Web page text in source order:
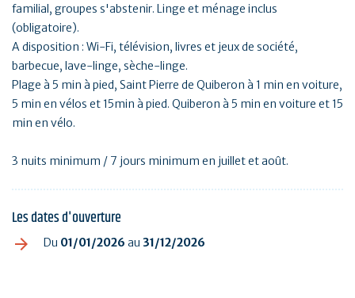
familial, groupes s'abstenir. Linge et ménage inclus
(obligatoire).
A disposition : Wi-Fi, télévision, livres et jeux de société,
barbecue, lave-linge, sèche-linge.
Plage à 5 min à pied, Saint Pierre de Quiberon à 1 min en voiture,
5 min en vélos et 15min à pied. Quiberon à 5 min en voiture et 15
min en vélo.
3 nuits minimum / 7 jours minimum en juillet et août.
Les dates d'ouverture
Du 01/01/2026 au 31/12/2026